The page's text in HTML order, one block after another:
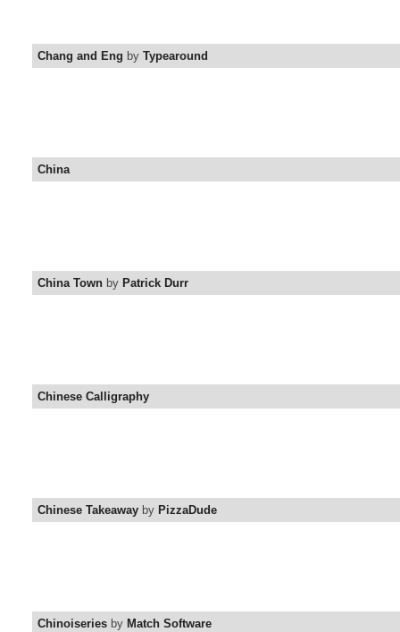
Chang and Eng by Typearound
China
China Town by Patrick Durr
Chinese Calligraphy
Chinese Takeaway by PizzaDude
Chinoiseries by Match Software